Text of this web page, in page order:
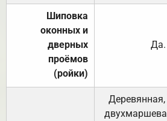
Шиповка
оконных и
дверных
проёмов
(ройки)
Да.